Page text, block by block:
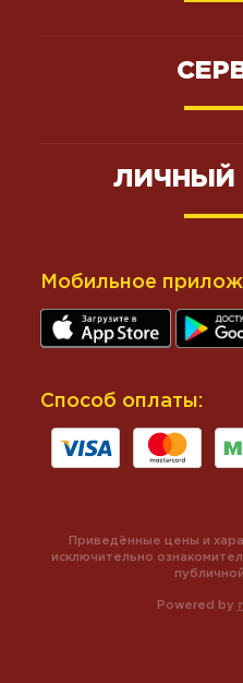
ЛИЧНЫЙ
Мобильное
Способ оплаты:
Powered by
Приведённые цены и
исключительно